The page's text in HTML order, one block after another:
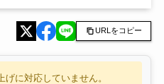
URLをコピー
に対応していません。